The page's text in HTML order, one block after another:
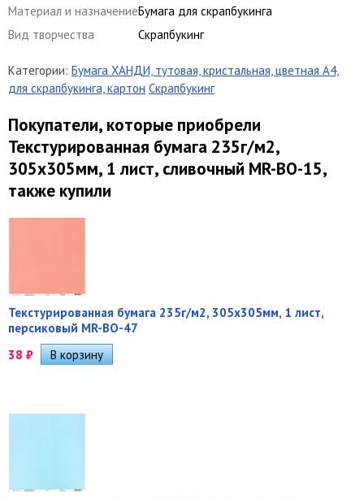
Материал и назначениеБумага для скрапбукинга
Вид творчества
Скрапбукинг
Категории: Бумага ХАНДИ, тутовая, кристальная, цветная А4,
для скрапбукинга, картон Скрапбукинг
Покупатели, которые приобрели
Текстурированная бумага 235г/м2,
305х305мм, 1 лист, сливочный MR-BO-15,
также купили
Текстурированная бумага 235г/м2, 305х305мм, 1 лист,
персиковый MR-BO-47
38 ₽